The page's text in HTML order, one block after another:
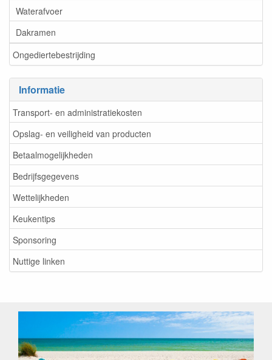
Waterafvoer
Dakramen
Ongediertebestrijding
Informatie
Transport- en administratiekosten
Opslag- en veiligheid van producten
Betaalmogelijkheden
Bedrijfsgegevens
Wettelijkheden
Keukentips
Sponsoring
Nuttige linken